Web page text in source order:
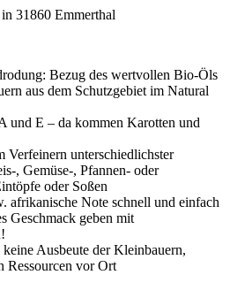
31860 Emmerthal
Bezug des wertvollen Bio-Öls
aus dem Schutzgebiet im Natural
und E – da kommen Karotten und
Verfeinern unterschiedlichster
, Gemüse-, Pfannen- oder
oder Soßen
afrikanische Note schnell und einfach
Geschmack geben mit
Ausbeute der Kleinbauern,
Ressourcen vor Ort